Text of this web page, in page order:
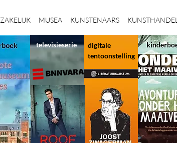
ZAKELIJK MUSEA KUNSTENAARS KUNSTHANDEL
digitale
tentoonstelling
televisieserie